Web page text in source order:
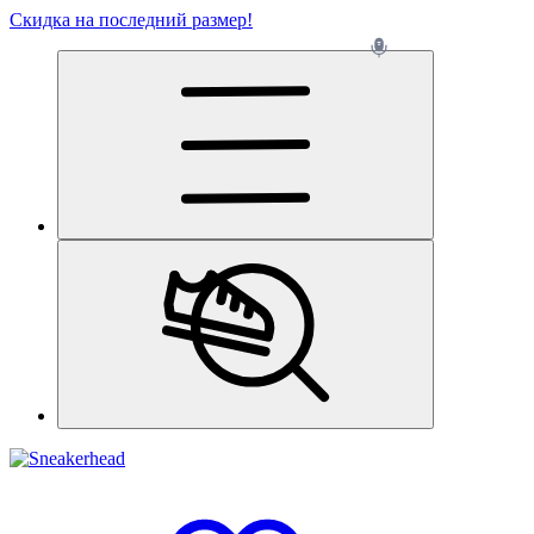
Скидка на последний размер!